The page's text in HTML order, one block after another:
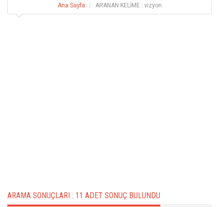
Ana Sayfa ARANAN KELİME : vizyon
ARAMA SONUÇLARI : 11 ADET SONUÇ BULUNDU